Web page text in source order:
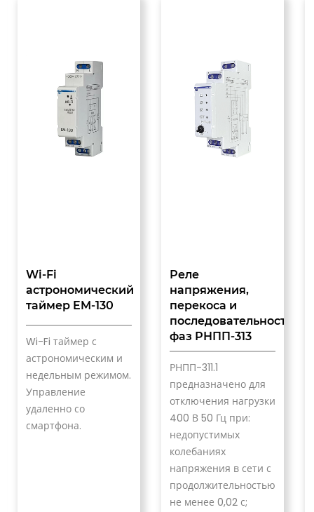
Wi-Fi
астрономический
таймер EM-130
Wi-Fi таймер с
астрономическим и
недельным режимом.
Управление
удаленно со
смартфона.
Реле
напряжения,
перекоса и
последовательности
фаз РНПП-313
РНПП-311.1
предназначено для
отключения нагрузки
400 В 50 Гц при:
недопустимых
колебаниях
напряжения в сети с
продолжительностью
не менее 0,02 с;